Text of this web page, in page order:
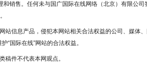
销售。任何未与国广国际在线网络（北京）有限公司
站信息产品，侵犯本网站相关合法权益的公司、媒体
“国际在线”网站的合法权益。
稿件不代表本网观点。